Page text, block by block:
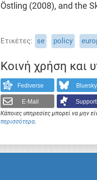
Östling (2008), and the
Ετικέτες se policy
Κοινή χρήση και
Fediverse Bluesky
E-Mail
Κάποιες υπηρεσίες μπορεί να μην
περισσότερα.